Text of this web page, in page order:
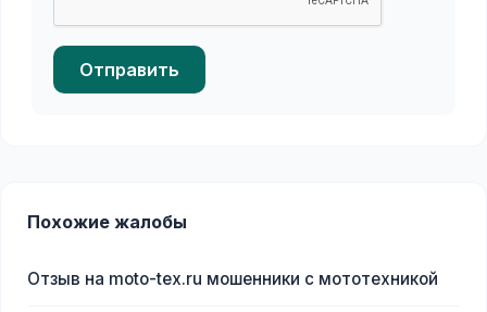
Отправить
Похожие жалобы
Отзыв на moto-tex.ru мошенники с мототехникой